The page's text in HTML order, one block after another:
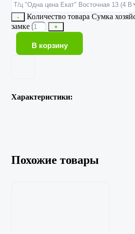
-
Количество товара Сумка
замке
+
В корзину
Характеристики:
Похожие товары